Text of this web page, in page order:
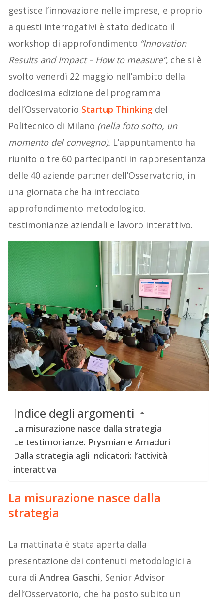
gestisce l’innovazione nelle imprese, e proprio
a questi interrogativi è stato dedicato il
workshop di approfondimento “Innovation
Results and Impact – How to measure”, che si è
svolto venerdì 22 maggio nell’ambito della
dodicesima edizione del programma
dell’Osservatorio Startup Thinking del
Politecnico di Milano (nella foto sotto, un
momento del convegno). L’appuntamento ha
riunito oltre 60 partecipanti in rappresentanza
delle 40 aziende partner dell’Osservatorio, in
una giornata che ha intrecciato
approfondimento metodologico,
testimonianze aziendali e lavoro interattivo.
Indice degli argomenti
La misurazione nasce dalla strategia
Le testimonianze: Prysmian e Amadori
Dalla strategia agli indicatori: l’attività
interattiva
La misurazione nasce dalla
strategia
La mattinata è stata aperta dalla
presentazione dei contenuti metodologici a
cura diAndrea Gaschi, Senior Advisor
dell’Osservatorio, che ha posto subito un